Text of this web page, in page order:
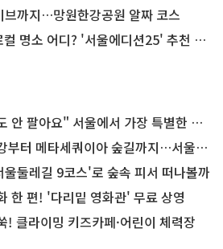
브까지…망원한강공원 알짜 코스
명소 어디? '서울에디션25' 추천 코스
아요" 서울에서 가장 특별한 편의점의 정체
메타세쿼이아 숲길까지…서울둘레길 15코스
둘레길 9코스'로 숲속 피서 떠나볼까
한 편! '다리밑 영화관' 무료 상영
! 클라이밍 키즈카페·어린이 체력장